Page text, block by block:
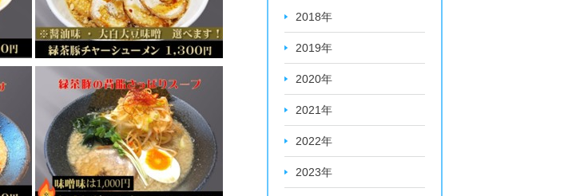
2018年
2019年
2020年
2021年
2022年
2023年